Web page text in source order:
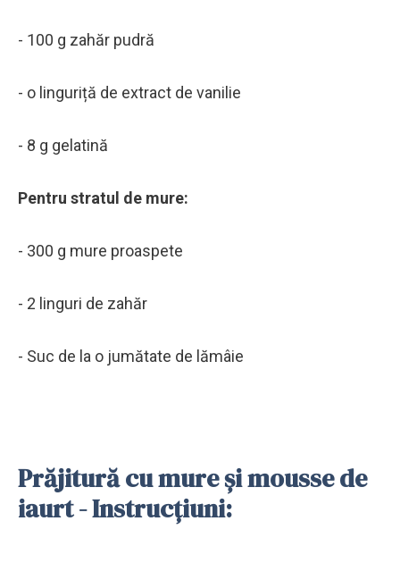
- 100 g zahăr pudră
- o linguriță de extract de vanilie
- 8 g gelatină
Pentru stratul de mure:
- 300 g mure proaspete
- 2 linguri de zahăr
- Suc de la o jumătate de lămâie
Prăjitură cu mure și mousse de
iaurt - Instrucțiuni: